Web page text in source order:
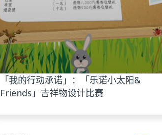
「我的行动承诺」：「乐诺小太阳&
Friends」吉祥物设计比赛